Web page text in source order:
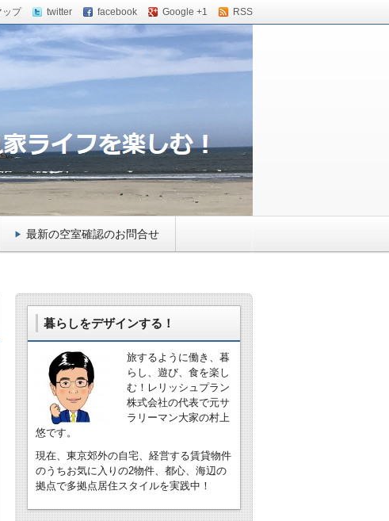
ップ twitter facebook Google +1 RSS
ウス・小田急相模原のバ
最新の空室確認のお問合せ
暮らしをデザインする！
旅するように働き、暮
らし、遊び、食を楽し
む！レリッシュプラン
株式会社の代表で元サ
ラリーマン大家の村上
悠です。
現在、東京郊外の自宅、経営する賃貸物件
のうちお気に入りの2物件、都心、海辺の
拠点で多拠点居住スタイルを実践中！